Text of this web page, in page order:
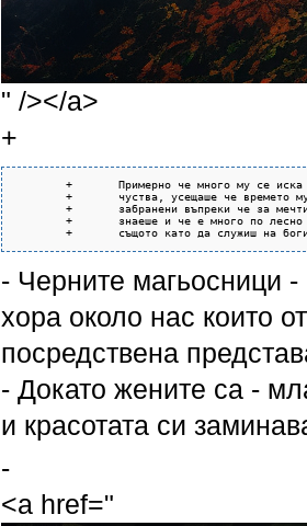
" /></a>
+
- Черните магьосници
хора около нас които
посредствена
- Докато жените са -
и красотата си
-
<a href="